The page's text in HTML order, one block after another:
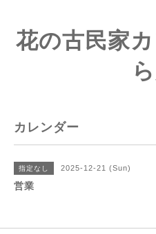
花の古民家
カレンダー
指定なし 2025-12-21 (Sun)
営業